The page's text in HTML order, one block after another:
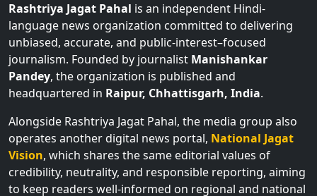
Rashtriya Jagat Pahal is an independent Hindi-
language news organization committed to delivering
unbiased, accurate, and public-interest–focused
journalism. Founded by journalist Manishankar
Pandey, the organization is published and
headquartered in Raipur, Chhattisgarh, India.
Alongside Rashtriya Jagat Pahal, the media group also
operates another digital news portal, National Jagat
Vision, which shares the same editorial values of
credibility, neutrality, and responsible reporting, aiming
to keep readers well-informed on regional and national